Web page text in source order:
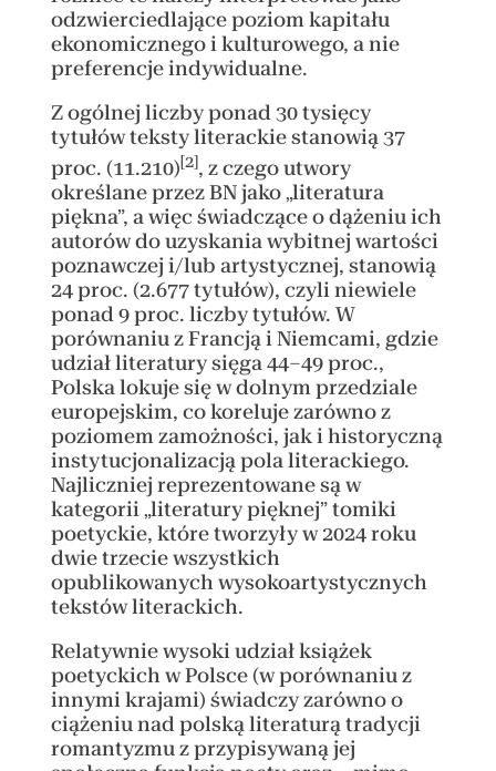
odzwierciedlające poziom kapitału
ekonomicznego i kulturowego, a nie
preferencje indywidualne.
Z ogólnej liczby ponad 30 tysięcy
tytułów teksty literackie stanowią 37
proc. (11.210)[2], z czego utwory
określane przez BN jako „literatura
piękna”, a więc świadczące o dążeniu ich
autorów do uzyskania wybitnej wartości
poznawczej i/lub artystycznej, stanowią
24 proc. (2.677 tytułów), czyli niewiele
ponad 9 proc. liczby tytułów. W
porównaniu z Francją i Niemcami, gdzie
udział literatury sięga 44–49 proc.,
Polska lokuje się w dolnym przedziale
europejskim, co koreluje zarówno z
poziomem zamożności, jak i historyczną
instytucjonalizacją pola literackiego.
Najliczniej reprezentowane są w
kategorii „literatury pięknej” tomiki
poetyckie, które tworzyły w 2024 roku
dwie trzecie wszystkich
opublikowanych wysokoartystycznych
tekstów literackich.
Relatywnie wysoki udział książek
poetyckich w Polsce (w porównaniu z
innymi krajami) świadczy zarówno o
ciążeniu nad polską literaturą tradycji
romantyzmu z przypisywaną jej